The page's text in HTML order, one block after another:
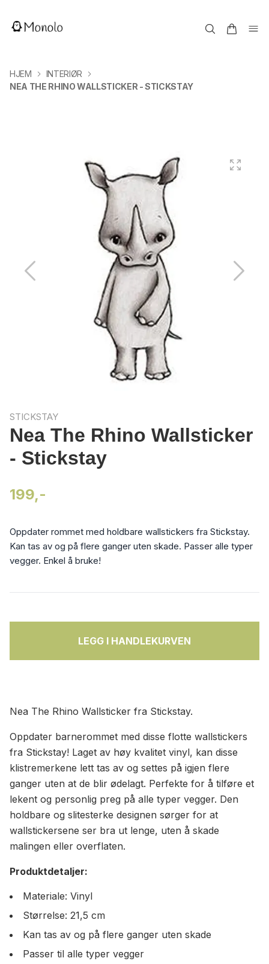
HJEM
INTERIØR
NEA THE RHINO WALLSTICKER - STICKSTAY
STICKSTAY
Nea The Rhino Wallsticker
- Stickstay
199,-
Oppdater rommet med holdbare wallstickers fra Stickstay.
Kan tas av og på flere ganger uten skade. Passer alle typer
vegger. Enkel å bruke!
LEGG I HANDLEKURVEN
Nea The Rhino Wallsticker fra Stickstay.
Oppdater barnerommet med disse flotte wallstickers
fra Stickstay! Laget av høy kvalitet vinyl, kan disse
klistremerkene lett tas av og settes på igjen flere
ganger uten at de blir ødelagt. Perfekte for å tilføre et
lekent og personlig preg på alle typer vegger. Den
holdbare og slitesterke designen sørger for at
wallstickersene ser bra ut lenge, uten å skade
malingen eller overflaten.
Produktdetaljer:
Materiale: Vinyl
Størrelse: 21,5 cm
Kan tas av og på flere ganger uten skade
Passer til alle typer vegger